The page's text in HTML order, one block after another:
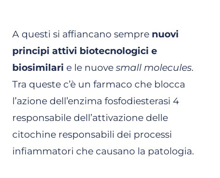
A questi si affiancano sempre nuovi
principi attivi biotecnologici e
biosimilari e le nuove small molecules.
Tra queste c’è un farmaco che blocca
l’azione dell’enzima fosfodiesterasi 4
responsabile dell’attivazione delle
citochine responsabili dei processi
infiammatori che causano la patologia.